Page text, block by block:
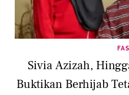
Sivia Azizah,
Buktikan Berhijab